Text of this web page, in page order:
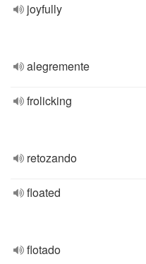
joyfully
alegremente
frolicking
retozando
floated
flotado